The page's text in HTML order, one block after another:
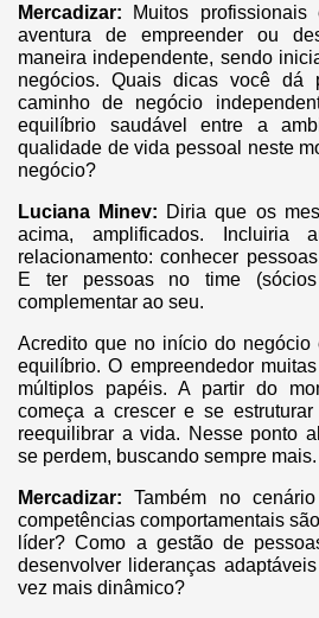
Mercadizar: Muitos
aventura de empreender ou
maneira independente, sendo
negócios. Quais dicas você dá
caminho de negócio
equilíbrio saudável entre a
qualidade de vida pessoal neste
negócio?
Luciana Minev: Diria que os
acima, amplificados. Incluiria
relacionamento: conhecer
E ter pessoas no time
complementar ao seu.
Acredito que no início do negócio
equilíbrio. O empreendedor
múltiplos papéis. A partir do
começa a crescer e se
reequilibrar a vida. Nesse ponto
se perdem, buscando sempre mais.
Mercadizar:Também no
competências comportamentais
líder? Como a gestão de
desenvolver lideranças
vez mais dinâmico?